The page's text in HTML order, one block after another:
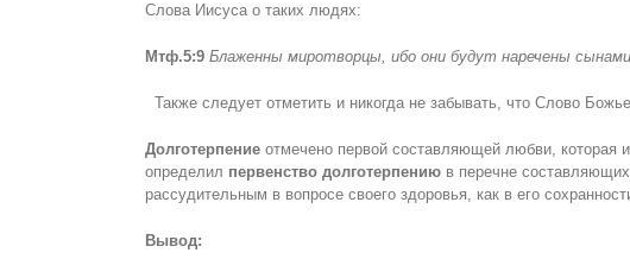
Слова Иисуса о таких людях:
Мтф.5:9Блаженны миротворцы, ибо они будут наречены
Также следует отметить и никогда не забывать, что Слово
Долготерпениеотмечено первой составляющей любви,
определил первенство долготерпениюв перечне составляющих
рассудительным в вопросе своего здоровья, как в его
Вывод: